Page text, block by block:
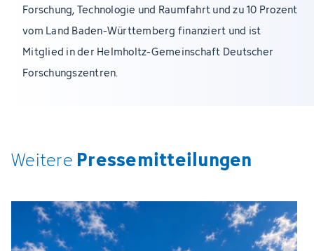
Forschung, Technologie und Raumfahrt und zu 10 Prozent
vom Land Baden-Württemberg finanziert und ist
Mitglied in der Helmholtz-Gemeinschaft Deutscher
Forschungszentren.
Weitere Pressemitteilungen